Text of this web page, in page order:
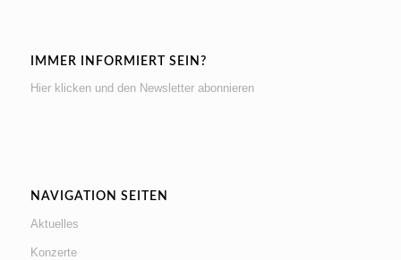
IMMER INFORMIERT SEIN?
Hier klicken und den Newsletter abonnieren
NAVIGATION SEITEN
Aktuelles
Konzerte